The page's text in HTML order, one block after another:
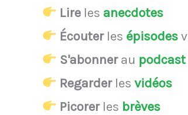
Lire les anecdotes
Écouterles épisodes
S'abonnerau podcast
Regarderlesvidéos
Picorerles brèves